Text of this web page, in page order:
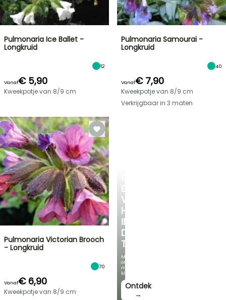
EEN
VERKOELEND
HOEKJE
IN
DE
TUIN
Met
onze
mooiste
klimplanten!
Ontdek
→
Pulmonaria Ice Ballet -
Longkruid
12
Vanaf€ 5,90
Kweekpotje van 8/9 cm
Pulmonaria Samourai -
Longkruid
40
Vanaf€ 7,90
Kweekpotje van 8/9 cm
Verkrijgbaar in 3 maten
Pulmonaria Victorian Brooch
- Longkruid
70
Vanaf€ 6,90
Kweekpotje van 8/9 cm